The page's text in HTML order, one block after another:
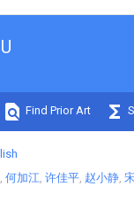
Find Prior Art
何加江 许佳平 赵小静